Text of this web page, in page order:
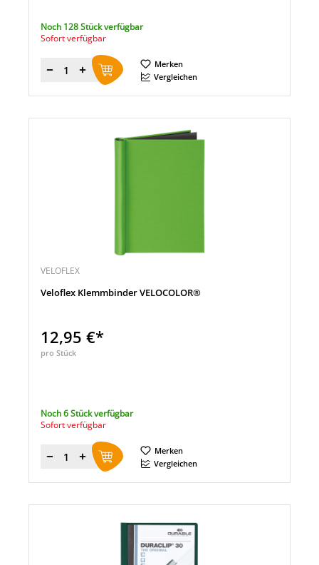
Noch 128 Stück verfügbar
Sofort verfügbar
Menge
Merken
Vergleichen
VELOFLEX
Veloflex Klemmbinder VELOCOLOR®
12,95 €*
pro Stück
Noch 6 Stück verfügbar
Sofort verfügbar
Menge
Merken
Vergleichen